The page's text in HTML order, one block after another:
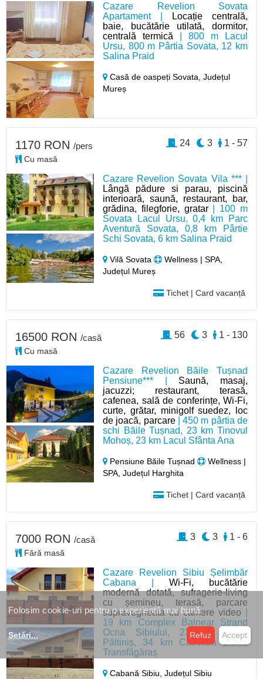
Cazare Revelion Sovata
Apartament |
Locație centrală,
baie, bucătărie utilată, dormitor,
centrală termică | 800 m Lacul
Ursu, 800 m Pârtia Sovata, 12 km
Salina Praid
Casă de oaspeți Sovata,Județul
Mureș
Cazare Revelion Sovata Vila *** |
Lângă pădure si parau, piscină
interioară, saună, restaurant, bar,
grădina, filegforie, gratar| 100 m
Sovata Lacul Ursu, 0,4 km Parc
Aventură Sovata, 0,8 km Pârtie
Schi Sovata, 6 km Salina Praid
Vilă Sovata
Wellness | SPA,
Județul Mureș
Tichet | Card vacanță
1170 RON /pers
Cu masă
1 - 57
3
24
Cazare Revelion Băile Tușnad
Pensiune*** | Saună, masaj,
jacuzzi; restaurant, terasă,
cafenea, sală de conferințe, Wi-Fi,
curte, grătar, minigolf suedez, loc
de joacă, parcare| 450 m pârtia de
schi Băile Tușnad, 23 km Tinovul
Mohoș, 23 km Lacul Sfânta Ana
Pensiune Băile Tușnad
Wellness |
SPA, Județul Harghita
Tichet | Card vacanță
16500 RON /casă
Cu masă
1 - 130
3
56
Cazare Revelion Sibiu Șelimbăr
Cabana |Wi-Fi, bucătărie
modernă dotată, sufragerie-living
cu șemineu, terasă, parcare
supravegheata cu camere video
19 km Complex Balnear Ștrand
Ocna Sibiului, 23 km Pârtia
Păltiniș, 34 km Cascada Bâlea
Transfăgăraș
Cabană Sibiu,Județul Sibiu
7000 RON /casă
Fără masă
1 - 6
3
3
Folosim cookie-uri pentru o experiență mai bună.
Setări... Refuz Accept